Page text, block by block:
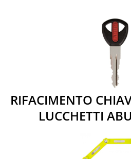
RIFACIMENTO
LUCCHETTI